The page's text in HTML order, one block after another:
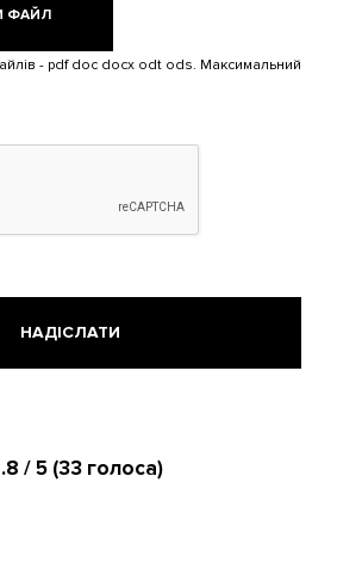
ФАЙЛ
- pdf doc docx odt ods. Максимальний
/ 5 (33 голоса)